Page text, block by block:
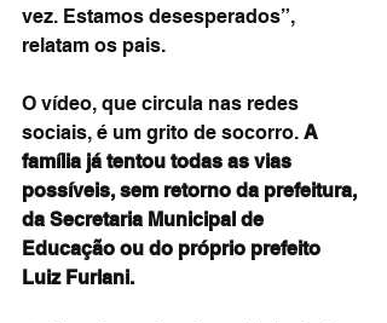
vez. Estamos desesperados”,
relatam os pais.
O vídeo, que circula nas redes
sociais, é um grito de socorro. A
família já tentou todas as vias
possíveis, sem retorno da prefeitura,
da Secretaria Municipal de
Educação ou do próprio prefeito
Luiz Furlani.